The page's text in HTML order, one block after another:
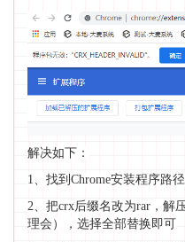
解决如下：
1、找到Chrome安装程序路
2、把crx后缀名改为rar，解
理会），选择全部替换即可